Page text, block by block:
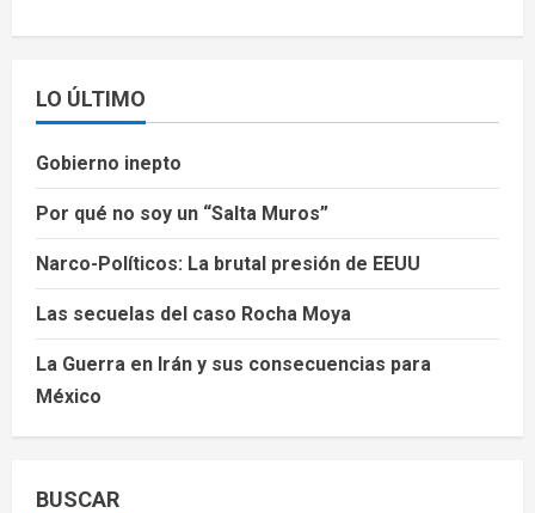
LO ÚLTIMO
Gobierno inepto
Por qué no soy un “Salta Muros”
Narco-Políticos: La brutal presión de EEUU
Las secuelas del caso Rocha Moya
La Guerra en Irán y sus consecuencias para
México
BUSCAR